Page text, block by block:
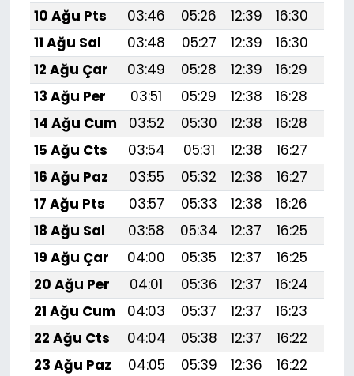
10 Ağu Pts
03:46 05:26 12:39 16:30
11 Ağu Sal
03:48 05:27 12:39 16:30
12 Ağu Çar
03:49 05:28 12:39 16:29
13 Ağu Per
03:51 05:29 12:38 16:28
14 Ağu Cum
03:52 05:30 12:38 16:28
15 Ağu Cts
03:54 05:31 12:38 16:27
16 Ağu Paz
03:55 05:32 12:38 16:27
17 Ağu Pts
03:57 05:33 12:38 16:26
18 Ağu Sal
03:58 05:34 12:37 16:25
19 Ağu Çar
04:00 05:35 12:37 16:25
20 Ağu Per
04:01 05:36 12:37 16:24
21 Ağu Cum
04:03 05:37 12:37 16:23
22 Ağu Cts
04:04 05:38 12:37 16:22
23 Ağu Paz
04:05 05:39 12:36 16:22